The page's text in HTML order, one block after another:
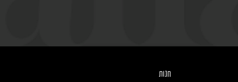
חנות